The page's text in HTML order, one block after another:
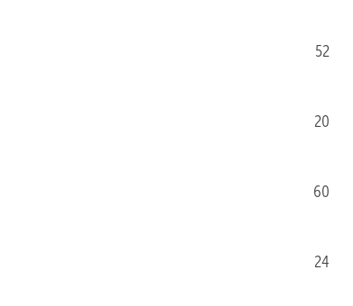
52
20
60
24